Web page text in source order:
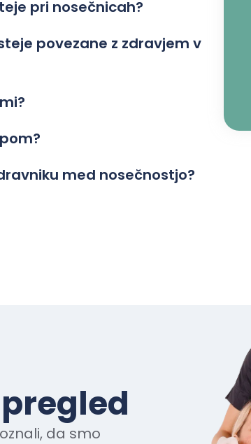
pri nosečnicah?
povezane z zdravjem v
med nosečnostjo?
da smo